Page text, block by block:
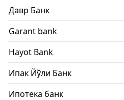
Давр Банк
Garant bank
Hayot Bank
Ипак Йўли Банк
Ипотека банк